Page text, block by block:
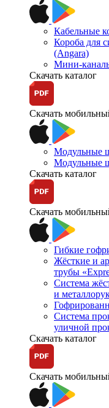
Кабельные
Короба для
(Angara)
Мини-
Скачать каталог
Скачать
Модульные
Модульные
Скачать каталог
Скачать
Гибкие
Жёсткие и
трубы
Система
и
Система
уличной
Скачать каталог
Скачать